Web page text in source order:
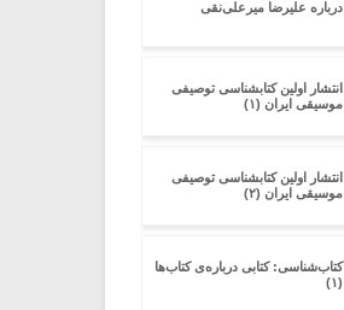
درباره علیرضا میرعلی‌نقی
انتشار اولین کتابشناسی توصیفی
موسیقی ایران (۱)
انتشار اولین کتابشناسی توصیفی
موسیقی ایران (۲)
کتاب‌شناسی: کتابی درباره‌ی کتاب‌ها
(۱)